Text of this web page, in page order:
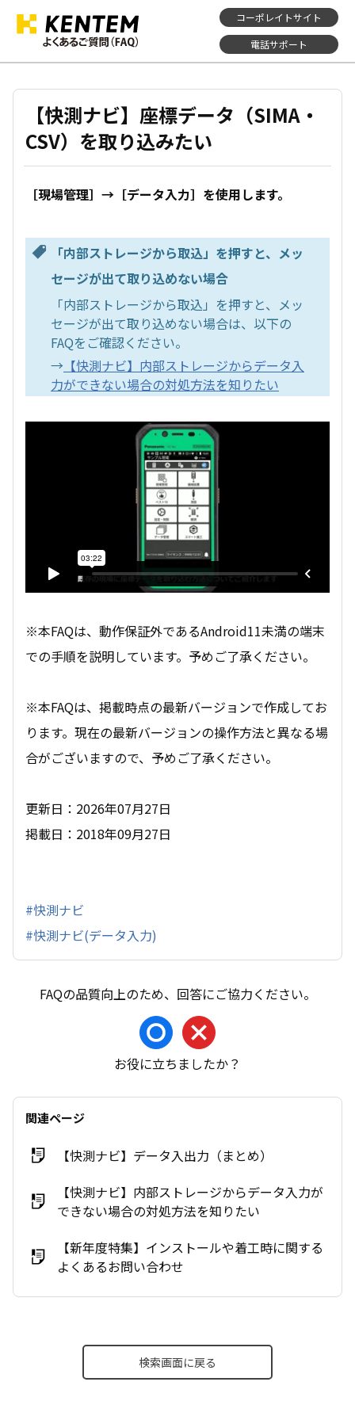
コーポレイトサイト
電話サポート
【快測ナビ】座標データ（SIMA・
CSV）を取り込みたい
［現場管理］→［データ入力］を使用します。
「内部ストレージから取込」を押すと、メッ
セージが出て取り込めない場合
「内部ストレージから取込」を押すと、メッ
セージが出て取り込めない場合は、以下の
FAQをご確認ください。
→ 【快測ナビ】内部ストレージからデータ入
力ができない場合の対処方法を知りたい
※本FAQは、動作保証外であるAndroid11未満の端末
での手順を説明しています。予めご了承ください。
※本FAQは、掲載時点の最新バージョンで作成してお
ります。現在の最新バージョンの操作方法と異なる場
合がございますので、予めご了承ください。
更新日：2026年07月27日
掲載日：2018年09月27日
#快測ナビ
#快測ナビ(データ入力)
お役に立ちましたか？
関連ページ
【快測ナビ】データ入出力（まとめ）
【快測ナビ】内部ストレージからデータ入力が
できない場合の対処方法を知りたい
【新年度特集】インストールや着工時に関する
よくあるお問い合わせ
検索画面に戻る